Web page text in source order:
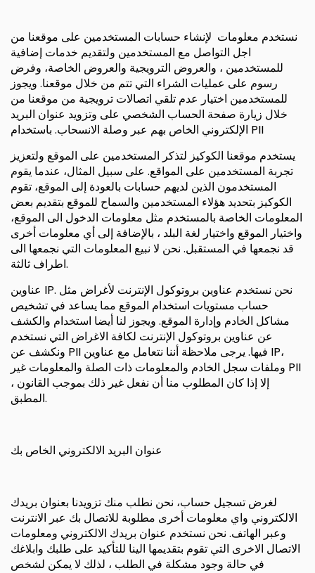
نستخدم معلومات لإنشاء حسابات المستخدمين على موقعنا من
اجل التواصل مع المستخدمين ولتقديم خدمات إضافية
للمستخدمين ، والعروض الترويجية والعروض الخاصة، وفرض
رسوم على عمليات الشراء التي تتم من خلال موقعنا. ويجوز
للمستخدمين اختيار عدم تلقي اتصالات ترويجية من موقعنا من
خلال زيارة صفحة الحساب الشخصي على وتزويد عنوان البريد
الإلكتروني الخاص بهم عبر وصلة الانسحاب. باستخدام PII
يستخدم موقعنا الكوكيز لتذكر المستخدمين على الموقع ولتعزيز
تجربة المستخدمين على المواقع. على سبيل المثال، عندما يقوم
المستخدمون الذين لديهم حسابات بالعودة إلى الموقع، تقوم
الكوكيز بتحديد هؤلاء المستخدمين والسماح للموقع بتقديم بعض
المعلومات الخاصة بالمستخدم مثل معلومات الدخول الى الموقع،
واختيار الموقع واختيار لغة البلد ، بالإضافة إلى أي معلومات أخرى
قد نجمعها في المستقبل. نحن لا نبيع المعلومات التي نجمعها الى
اطراف ثالثة.
عناوين IP. نحن نستخدم عناوين بروتوكول الإنترنت لأغراض مثل
حساب مستويات استخدام الموقع مما يساعد في تشخيص
مشاكل الخادم وإدارة الموقع. ويجوز لنا أيضا استخدام والكشف
عن عناوين بروتوكول الإنترنت لكافة الاغراض التي نستخدم
ونكشف عن PII فيها. يرجى ملاحظة أننا نتعامل مع عناوين IP،
وملفات سجل الخادم والمعلومات ذات الصلة والمعلومات غير PII
، إلا إذا كان المطلوب منا أن نفعل غير ذلك بموجب القانون
المطبق.
عنوان البريد الالكتروني الخاص بك
لغرض تسجيل حساب، نحن نطلب منك تزويدنا بعنوان بريدك
الالكتروني واي معلومات أخرى مطلوبة للاتصال بك عبر الانترنت
وعبر الهاتف. نحن نستخدم عنوان بريدك الالكتروني ومعلومات
الاتصال الاخرى التي تقوم بتقديمها الينا للتأكيد على طلبك وابلاغك
في حالة وجود مشكلة في الطلب ، لذلك لا يمكن لشخص